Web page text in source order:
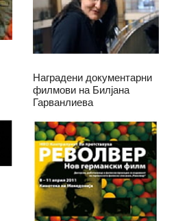
Наградени документарни
филмови на Билјана
Гарванлиева